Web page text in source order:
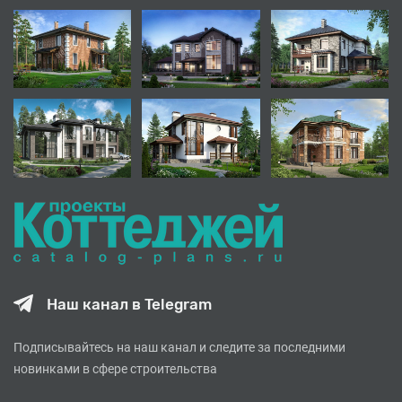
Наш канал в Telegram
Подписывайтесь на наш канал и следите за последними
новинками в сфере строительства